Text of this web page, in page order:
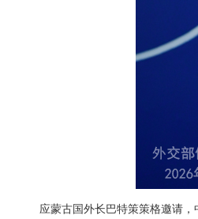
应蒙古国外长巴特策策格邀请，